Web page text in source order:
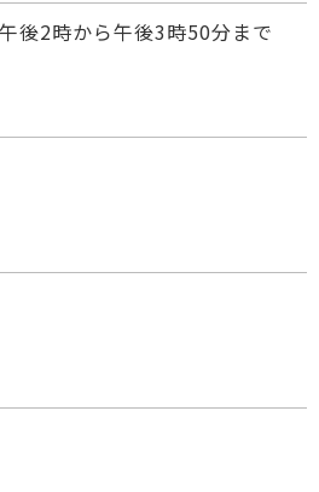
後2時から午後3時50分まで